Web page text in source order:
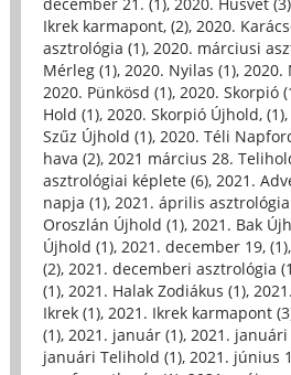
Ikrek karmapont, (2), 2020.
asztrológia (1), 2020. márciusi
Mérleg (1), 2020. Nyilas (1), 2020.
2020. Pünkösd (1), 2020. Skorpió
Hold (1), 2020. Skorpió Újhold, (1),
Szűz Újhold (1), 2020. Téli
hava (2), 2021 március 28.
asztrológiai képlete (6), 2021.
napja (1), 2021. április asztrológia
Oroszlán Újhold (1), 2021. Bak
Újhold (1), 2021. december 19, (1),
(2), 2021. decemberi asztrológia
(1), 2021. Halak Zodiákus (1),
Ikrek (1), 2021. Ikrek karmapont
(1), 2021. január (1), 2021.
januári Telihold (1), 2021. június